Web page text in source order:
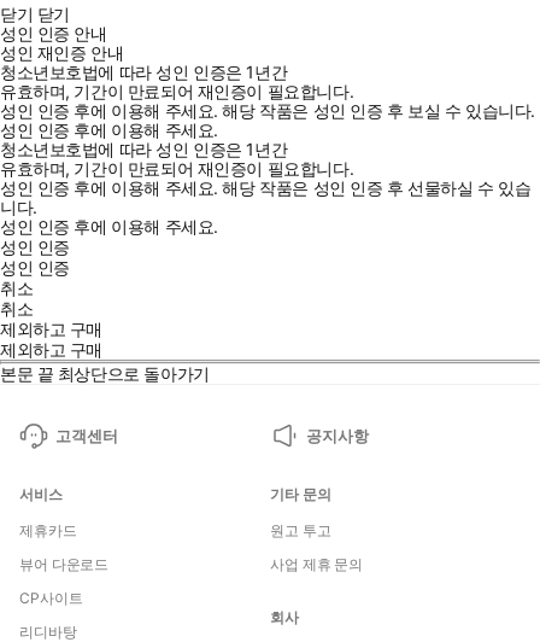
닫기 닫기
성인 인증 안내
성인 재인증 안내
청소년보호법에 따라 성인 인증은 1년간
유효하며, 기간이 만료되어 재인증이 필요합니다.
성인 인증 후에 이용해 주세요.해당 작품은 성인 인증 후 보실 수 있습니다.
성인 인증 후에 이용해 주세요.
청소년보호법에 따라 성인 인증은 1년간
유효하며, 기간이 만료되어 재인증이 필요합니다.
성인 인증 후에 이용해 주세요.해당 작품은 성인 인증 후 선물하실 수 있습
니다.
성인 인증 후에 이용해 주세요.
성인 인증
성인 인증
취소
취소
제외하고 구매
제외하고 구매
본문 끝 최상단으로 돌아가기
고객센터 공지사항
서비스
제휴카드
뷰어 다운로드
CP사이트
리디바탕
기타 문의
원고 투고
사업 제휴 문의
회사